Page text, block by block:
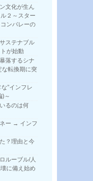
文化が生ん
２～スター
ンバレーの
ステナブル
が始動
落するシナ
転換期に突
”インフレ
)～
るのは何
ー → インフ
？理由と今
ルーブル/人
に備え始め